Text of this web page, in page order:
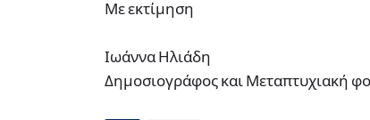
Με εκτίμηση
Ιωάννα Ηλιάδη
Δημοσιογράφος και Μεταπτυχιακή